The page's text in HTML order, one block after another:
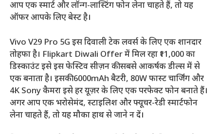
आप एक स्मार्ट और लॉन्ग-लास्टिंग फोन लेना चाहते हैं, तो यह
ऑफर आपके लिए बेस्ट है।
Vivo V29 Pro 5G इस दिवाली टेक लवर्स के लिए एक शानदार
तोहफा है। Flipkart Diwali Offer में मिल रहा ₹11,000 का
डिस्काउंट इसे इस फेस्टिव सीज़न की सबसे आकर्षक डील्स में से
एक बनाता है। इसकी 6000mAh बैटरी, 80W फास्ट चार्जिंग और
4K Sony कैमरा इसे हर यूज़र के लिए एक परफेक्ट फोन बनाते हैं।
अगर आप एक भरोसेमंद, स्टाइलिश और फ्यूचर-रेडी स्मार्टफोन
लेना चाहते हैं, तो यह मौका हाथ से जाने न दें।